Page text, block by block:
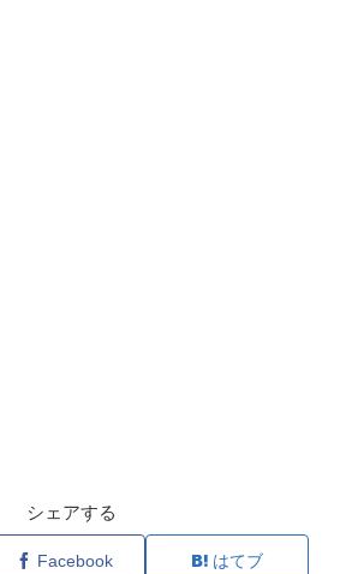
シェアする
Facebook はてブ